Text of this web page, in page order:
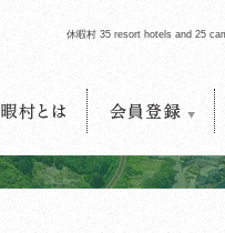
休暇村 35 resort hotels and 25